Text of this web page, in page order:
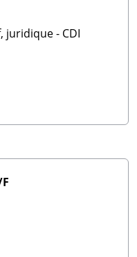
juridique - CDI